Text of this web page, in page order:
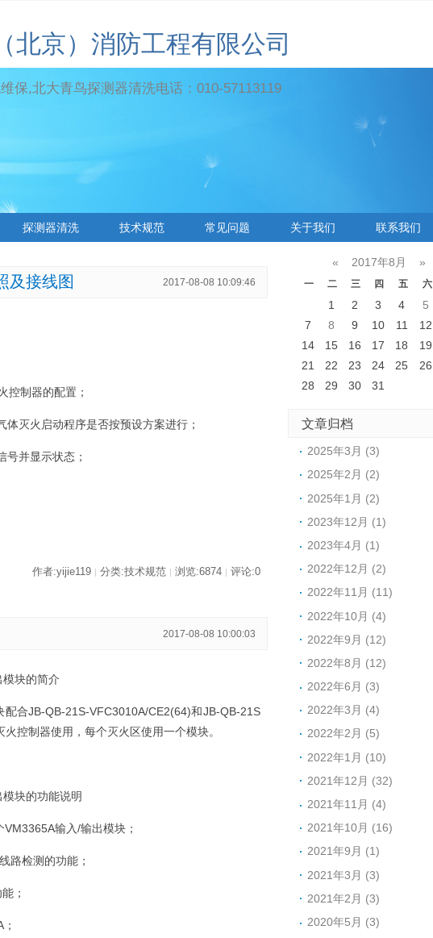
北京）消防工程有限公司
保,北大青鸟探测器清洗电话：010-57113119
探测器清洗 技术规范 常见问题 关于我们 联系我们
及接线图 2017-08-08 10:09:46
控制器的配置；
体灭火启动程序是否按预设方案进行；
号并显示状态；
作者:yijie119 | 分类:技术规范 | 浏览:6874 | 评论:0
2017-08-08 10:00:03
块的简介
合JB-QB-21S-VFC3010A/CE2(64)和JB-QB-21S
控制器使用，每个灭火区使用一个模块。
块的功能说明
输入/输出模块；
路检测的功能；
；
« 2017年8月 »
一 二 三 四 五 六
1 2 3 4 5
7
8 9 10 11 12
14
15 16 17 18 19
21
22 23 24 25 26
28
29 30 31
文章归档
2025年3月 (3)
2025年2月 (2)
2025年1月 (2)
2023年12月 (1)
2023年4月 (1)
2022年12月 (2)
2022年11月 (11)
2022年10月 (4)
2022年9月 (12)
2022年8月 (12)
2022年6月 (3)
2022年3月 (4)
2022年2月 (5)
2022年1月 (10)
2021年12月 (32)
2021年11月 (4)
2021年10月 (16)
2021年9月 (1)
2021年3月 (3)
2021年2月 (3)
2020年5月 (3)